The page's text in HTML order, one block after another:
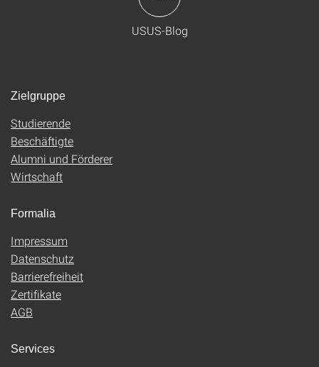
USUS-Blog
Zielgruppe
Studierende
Beschäftigte
Alumni und Förderer
Wirtschaft
Formalia
Impressum
Datenschutz
Barrierefreiheit
Zertifikate
AGB
Services